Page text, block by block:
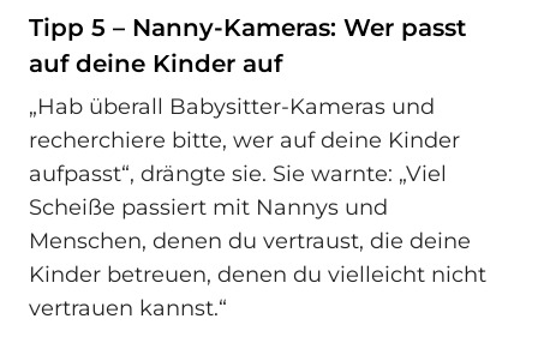
Tipp 5 – Nanny-Kameras: Wer passt
auf deine Kinder auf
„Hab überall Babysitter-Kameras und
recherchiere bitte, wer auf deine Kinder
aufpasst“, drängte sie. Sie warnte: „Viel
Scheiße passiert mit Nannys und
Menschen, denen du vertraust, die deine
Kinder betreuen, denen du vielleicht nicht
vertrauen kannst.“